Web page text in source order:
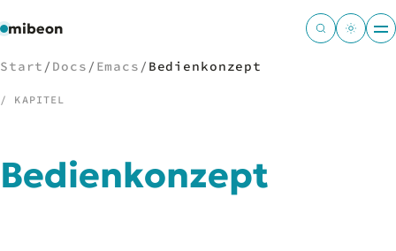
mibeon
Start
Start / Docs / Emacs / Bedienkonzept
/ KAPITEL
Bedienkonzept